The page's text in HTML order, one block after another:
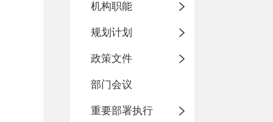
机构职能
规划计划
政策文件
部门会议
重要部署执行